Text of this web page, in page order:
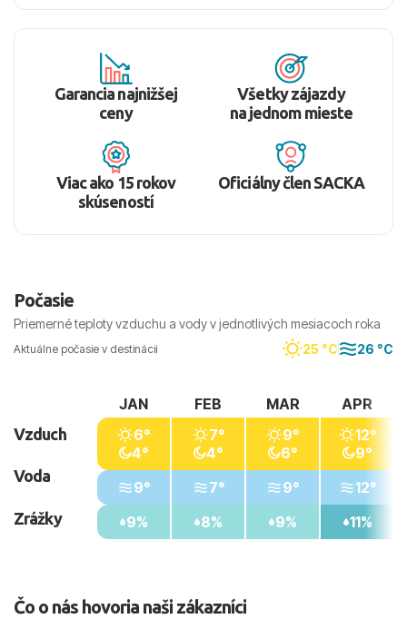
Garancia najnižšej
ceny
Všetky zájazdy
na jednom mieste
Viac ako 15 rokov
skúseností
Oficiálny člen SACKA
Počasie
Priemerné teploty vzduchu a vody v jednotlivých mesiacoch roka
Aktuálne počasie v destinácii 25 °C 26 °C
Vzduch
Voda
Zrážky
JAN
6°
4°
9°
9%
FEB
7°
4°
7°
8%
MAR
9°
6°
9°
9%
APR
12°
9°
12°
11%
Čo o nás hovoria naši zákazníci